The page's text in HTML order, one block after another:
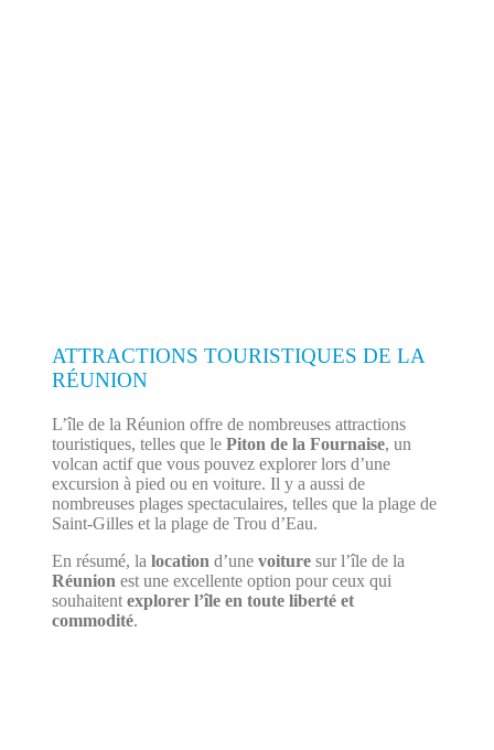
ATTRACTIONS TOURISTIQUES DE LA
RÉUNION
L’île de la Réunion offre de nombreuses attractions
touristiques, telles que le Piton de la Fournaise, un
volcan actif que vous pouvez explorer lors d’une
excursion à pied ou en voiture. Il y a aussi de
nombreuses plages spectaculaires, telles que la plage de
Saint-Gilles et la plage de Trou d’Eau.
En résumé, la location d’unevoituresur l’île de la
Réunion est une excellente option pour ceux qui
souhaitent explorer l’île en toute liberté et
commodité.